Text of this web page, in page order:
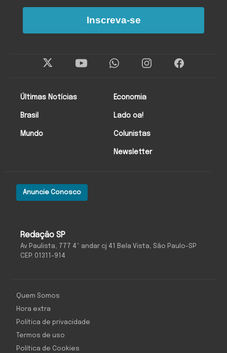
Redação SP
Av Paulista, 777 4º andar cj 41 Bela Vista, São Paulo-SP
CEP: 01311-914
Anuncie Conosco
Últimas Notícias
Brasil
Mundo
Economia
Lado oa!
Colunistas
Newsletter
Inscreva-se
Quem Somos
Hora extra
Política de privacidade
Termos de uso
Política de Cookies